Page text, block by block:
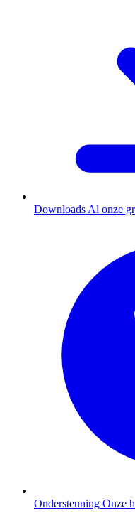
Downloads Al onze
Ondersteuning Onze